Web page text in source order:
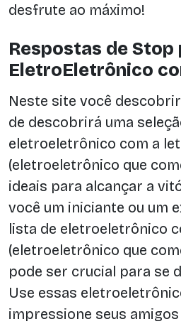
desfrute ao máximo!
Respostas de Stop
EletroEletrônico
Neste site você
de descobrirá uma
eletroeletrônico com a
(eletroeletrônico que
ideais para alcançar a
você um iniciante ou um
lista de eletroeletrônico
(eletroeletrônico que
pode ser crucial para se
Use essas
impressione seus